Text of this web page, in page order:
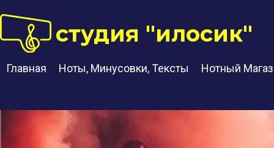
Главная Ноты, Минусовки, Тексты Нотный
студия "илосик"